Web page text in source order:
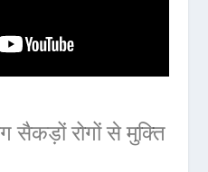
सैकड़ों रोगों से मुक्ति